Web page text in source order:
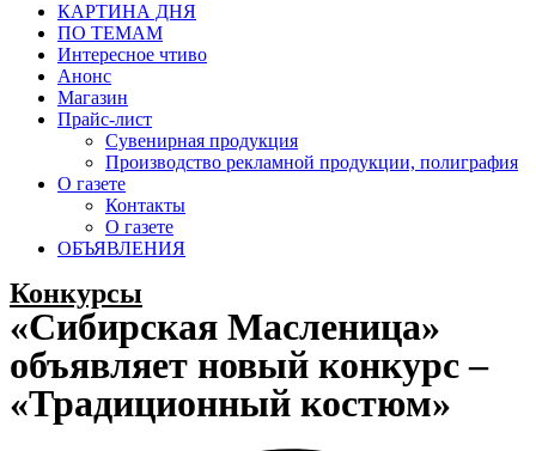
КАРТИНА ДНЯ
ПО ТЕМАМ
Интересное чтиво
Анонс
Магазин
Прайс-лист
Сувенирная продукция
Производство рекламной продукции, полиграфия
О газете
Контакты
О газете
ОБЪЯВЛЕНИЯ
Конкурсы
«Сибирская Масленица»
объявляет новый конкурс –
«Традиционный костюм»